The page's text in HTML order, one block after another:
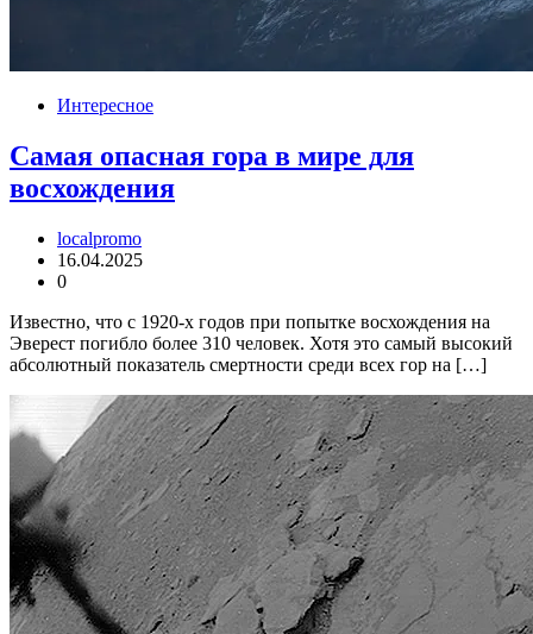
Интересное
Самая опасная гора в мире для
восхождения
localpromo
16.04.2025
0
Известно, что с 1920-х годов при попытке восхождения на
Эверест погибло более 310 человек. Хотя это самый высокий
абсолютный показатель смертности среди всех гор на […]